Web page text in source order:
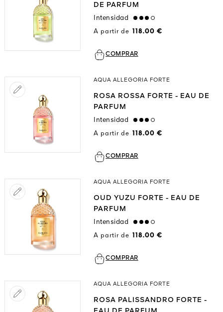
DE PARFUM
Intensidad
high
A partir de 118.00 €
COMPRAR
AQUA ALLEGORIA FORTE
ROSA ROSSA FORTE - EAU DE
PARFUM
Intensidad
high
A partir de 118.00 €
COMPRAR
AQUA ALLEGORIA FORTE
OUD YUZU FORTE - EAU DE
PARFUM
Intensidad
high
A partir de 118.00 €
COMPRAR
AQUA ALLEGORIA FORTE
ROSA PALISSANDRO FORTE -